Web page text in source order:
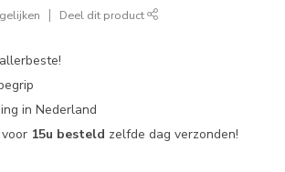
Deel dit product
in Nederland
15u besteld zelfde dag verzonden!